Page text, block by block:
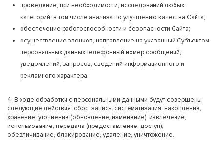
проведение, при необходимости, исследований любых
категорий, в том числе анализа по улучшению качества Сайта;
обеспечение работоспособности и безопасности Сайта;
осуществление звонков, направление на указанный Субъектом
персональных данных телефонный номер сообщений,
уведомлений, запросов, сведений информационного и
рекламного характера.
4. В ходе обработки с персональными данными будут совершены
следующие действия: сбор, запись, систематизация, накопление,
хранение, уточнение (обновление, изменение), извлечение,
использование, передача (предоставление, доступ),
обезличивание, блокирование, удаление, уничтожение.